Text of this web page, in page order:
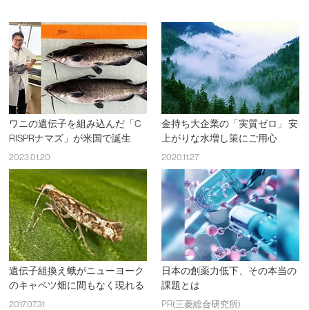
ワニの遺伝子を組み込んだ「C
RISPRナマズ」が米国で誕生
2023.01.20
金持ち大企業の「実質ゼロ」 安
上がりな水増し策にご用心
2020.11.27
遺伝子組換え蛾がニューヨーク
のキャベツ畑に間もなく現れる
2017.07.31
日本の創薬力低下、その本当の
課題とは
PR(三菱総合研究所)